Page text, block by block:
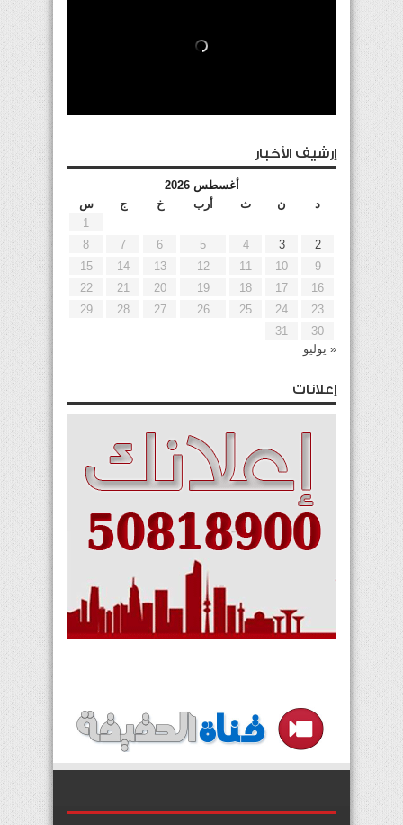
إرشيف الأخبار
أغسطس 2026
د
ن ث أرب خ ج
س
1
2
3
4
5
6
7
8
9
10
11
12
13
14
15
16
17
18
19
20
21
22
23
24
25
26
27
28
29
30
31
« يوليو
إعلانات